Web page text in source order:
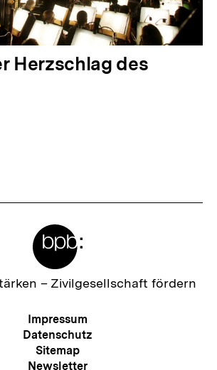
Herzschlag des
– Zivilgesellschaft fördern
Meta-
Navigation
Impressum
Datenschutz
Sitemap
Newsletter